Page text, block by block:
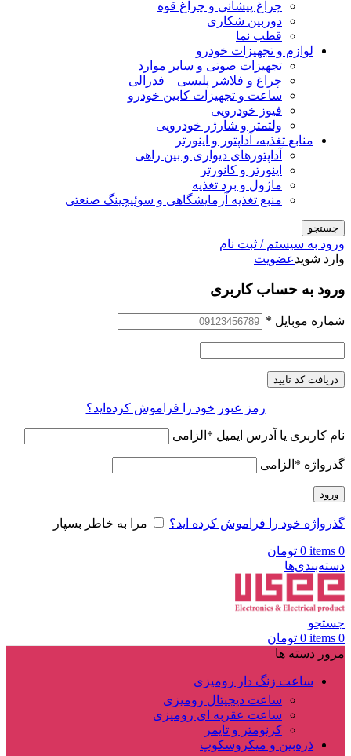
چراغ پیشانی و چراغ قوه
دوربین شکاری
قطب نما
لوازم و تجهیزات خودرو
تجهیزات صوتی و سایر موارد
چراغ و فلاشر پلیسی – فدرالی
ساعت و تجهیزات کابین خودرو
فیوز خودرویی
ولتمتر و شارژر خودرویی
منابع تغذیه، آداپتور و اینورتر
آداپتورهای دیواری و بین راهی
اینورتر و کانورتر
ماژول و برد تغذیه
منبع تغذیه آزمایشگاهی و سوئیچینگ صنعتی
جستجو
ورود به سیستم / ثبت نام
وارد شویدعضویت
ورود به حساب کاربری
شماره موبایل *
دریافت کد تایید
رمز عبور خود را فراموش کرده‌اید؟
نام کاربری یا آدرس ایمیل * الزامی
گذرواژه * الزامی
ورود
گذرواژه خود را فراموش کرده اید؟ مرا به خاطر بسپار
0
items
0 تومان
دسته‌بندی‌ها
جستجو
0
items
0 تومان
مرور دسته ها
ساعت زنگ دار رومیزی
ساعت دیجیتال رومیزی
ساعت عقربه ای رومیزی
کرنومتر و تایمر
ذره‌بین و میکروسکوپ